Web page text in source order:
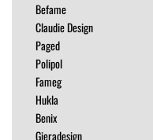
ŁÓŻKA
MEBLE RTV
NAROŻNIKI
OUTLET
PUFY
SOFY
STOLIKI
Befame
Claudie Design
Paged
Polipol
Fameg
Hukla
Benix
Gieradesign